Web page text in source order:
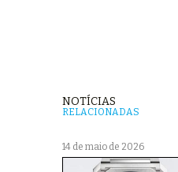
NOTÍCIAS
RELACIONADAS
14 de maio de 2026